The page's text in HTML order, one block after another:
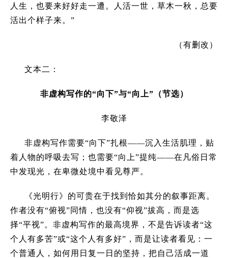
人生，也要来好好走一遭。人活一世，草木一秋，总要
活出个样子来。 ”
（有删改）
文本二：
非虚构写作的“向下”与“向上” （节选）
李敬泽
非虚构写作需要“向下”扎根——沉入生活肌理，贴
着人物的呼吸去写；也需要“向上”提纯——在凡俗日常
中发现光，在卑微处境中看见尊严。
《光明行》的可贵在于找到恰如其分的叙事距离。
作者没有“俯视”同情，也没有“仰视”拔高，而是选
择“平视”。非虚构写作的最高境界，不是告诉读者“这
个人有多苦”或“这个人有多好” ，而是让读者看见：一
个普通人，如何用日复一日的坚持，把自己活成一道